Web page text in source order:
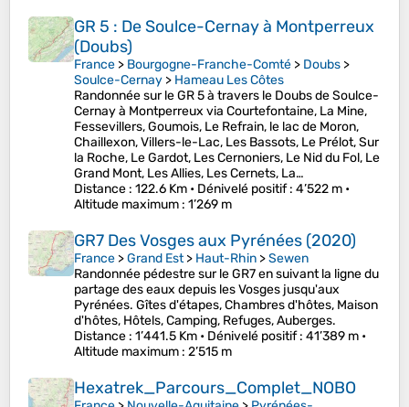
GR 5 : De Soulce-Cernay à Montperreux
(Doubs)
France > Bourgogne-Franche-Comté > Doubs >
Soulce-Cernay > Hameau Les Côtes
Randonnée sur le GR 5 à travers le Doubs de Soulce-
Cernay à Montperreux via Courtefontaine, La Mine,
Fessevillers, Goumois, Le Refrain, le lac de Moron,
Chaillexon, Villers-le-Lac, Les Bassots, Le Prélot, Sur
la Roche, Le Gardot, Les Cernoniers, Le Nid du Fol, Le
Grand Mont, Les Allies, Les Cernets, La…
Distance : 122.6 Km • Dénivelé positif: 4’522 m •
Altitude maximum : 1’269 m
GR7 Des Vosges aux Pyrénées (2020)
France >Grand Est> Haut-Rhin >Sewen
Randonnée pédestre sur le GR7 en suivant la ligne du
partage des eaux depuis les Vosges jusqu'aux
Pyrénées. Gîtes d'étapes, Chambres d'hôtes, Maison
d'hôtes, Hôtels, Camping, Refuges, Auberges.
Distance : 1’441.5 Km • Dénivelé positif: 41’389 m •
Altitude maximum : 2’515 m
Hexatrek_Parcours_Complet_NOBO